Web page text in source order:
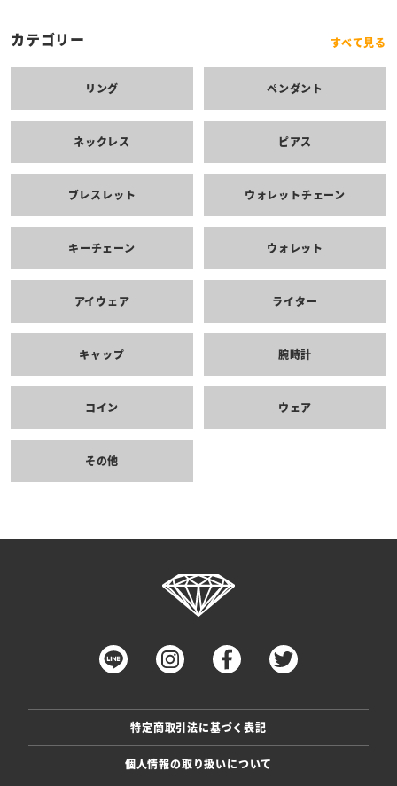
カテゴリー すべて見る
リング ペンダント
ネックレス ピアス
ブレスレット ウォレットチェーン
キーチェーン ウォレット
アイウェア ライター
キャップ 腕時計
コイン ウェア
その他
特定商取引法に基づく表記
個人情報の取り扱いについて